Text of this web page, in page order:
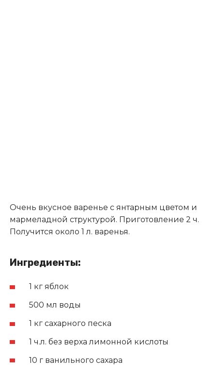
Очень вкусное варенье с янтарным цветом и
мармеладной структурой. Приготовление 2 ч.
Получится около 1 л. варенья.
Ингредиенты:
1 кг яблок
500 мл воды
1 кг сахарного песка
1 ч.л. без верха лимонной кислоты
10 г ванильного сахара